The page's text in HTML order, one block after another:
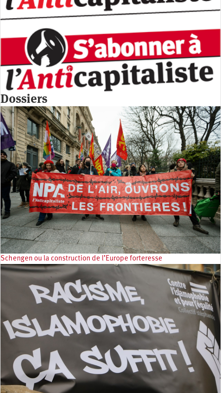
Dossiers
Schengen ou la construction de l’Europe forteresse